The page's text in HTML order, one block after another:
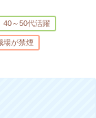
40～50代活躍
場が禁煙